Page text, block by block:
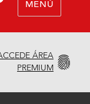
MENÚ
ÁREA
PREMIUM